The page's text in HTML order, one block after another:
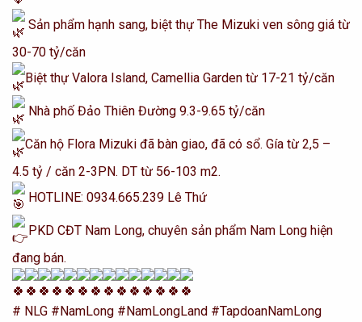
Sản phẩm hạnh sang, biệt thự The Mizuki ven sông giá từ
30-70 tỷ/căn
Biệt thự Valora Island, Camellia Garden từ 17-21 tỷ/căn
Nhà phố Đảo Thiên Đường 9.3-9.65 tỷ/căn
Căn hộ Flora Mizuki đã bàn giao, đã có sổ. Gía từ 2,5 –
4.5 tỷ / căn 2-3PN. DT từ 56-103 m2.
HOTLINE: 0934.665.239 Lê Thứ
PKD CĐT Nam Long, chuyên sản phẩm Nam Long hiện
đang bán.
# NLG #NamLong #NamLongLand #TapdoanNamLong